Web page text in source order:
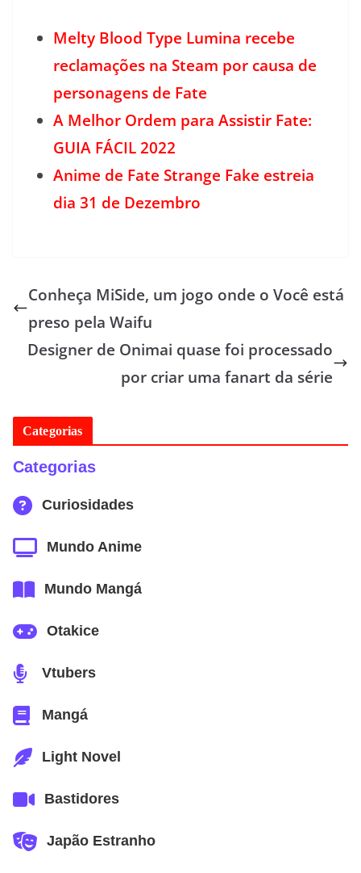
Melty Blood Type Lumina recebe
reclamações na Steam por causa de
personagens de Fate
A Melhor Ordem para Assistir Fate:
GUIA FÁCIL 2022
Anime de Fate Strange Fake estreia
dia 31 de Dezembro
Conheça MiSide, um jogo onde o Você está
preso pela Waifu
Designer de Onimai quase foi processado
por criar uma fanart da série
Categorias
Categorias
Curiosidades
Mundo Anime
Mundo Mangá
Otakice
Vtubers
Mangá
Light Novel
Bastidores
Japão Estranho